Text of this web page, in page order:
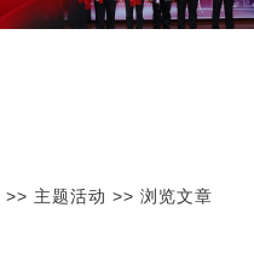
>> 主题活动 >> 浏览文章